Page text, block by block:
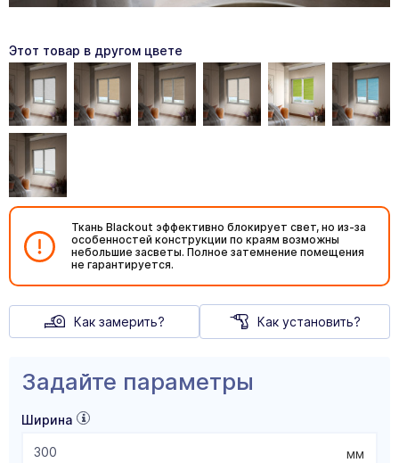
Этот товар в другом цвете
Ткань Blackout эффективно блокирует свет, но из-за
особенностей конструкции по краям возможны
небольшие засветы. Полное затемнение помещения
не гарантируется.
Как замерить? Как установить?
Задайте параметры
Ширина
мм